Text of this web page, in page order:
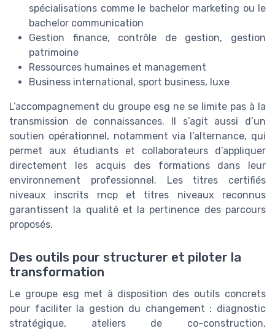
spécialisations comme le bachelor marketing ou le
bachelor communication
Gestion finance, contrôle de gestion, gestion
patrimoine
Ressources humaines et management
Business international, sport business, luxe
L’accompagnement du groupe esg ne se limite pas à la
transmission de connaissances. Il s’agit aussi d’un
soutien opérationnel, notamment via l’alternance, qui
permet aux étudiants et collaborateurs d’appliquer
directement les acquis des formations dans leur
environnement professionnel. Les titres certifiés
niveaux inscrits rncp et titres niveaux reconnus
garantissent la qualité et la pertinence des parcours
proposés.
Des outils pour structurer et piloter la
transformation
Le groupe esg met à disposition des outils concrets
pour faciliter la gestion du changement : diagnostic
stratégique, ateliers de co-construction,